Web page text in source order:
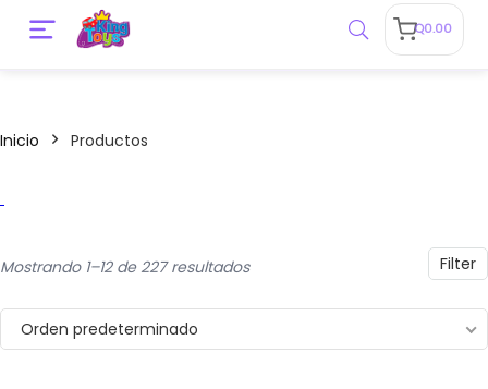
Q0.00
Inicio Productos
Filter
Mostrando 1–12 de 227 resultados
Orden predeterminado